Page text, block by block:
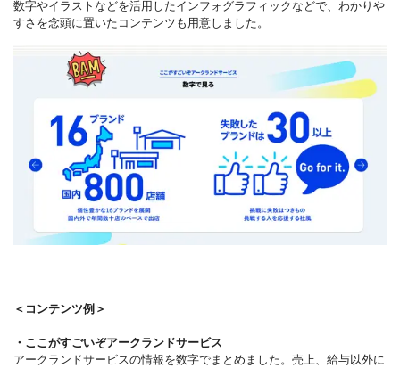
数字やイラストなどを活用したインフォグラフィックなどで、わかりや
すさを念頭に置いたコンテンツも用意しました。
＜コンテンツ例＞
・ここがすごいぞアークランドサービス
アークランドサービスの情報を数字でまとめました。売上、給与以外に